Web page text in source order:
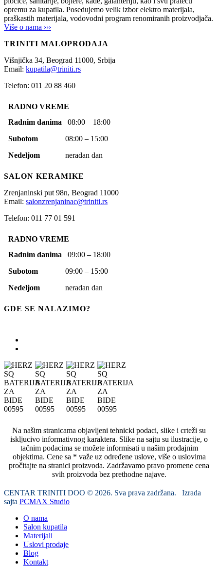
opremu za kupatila. Posedujemo velik izbor elektro materijala,
praškastih materijala, vodovodni program renomiranih proizvodjača.
Više o nama ›››
TRINITI MALOPRODAJA
Višnjička 34, Beograd 11000, Srbija
Email: kupatila@triniti.rs
Telefon: 011 20 88 460
RADNO VREME
Radnim danima 08:00 – 18:00
Subotom 08:00 – 15:00
Nedeljom neradan dan
SALON KERAMIKE
Zrenjaninski put 98n, Beograd 11000
Email: salonzrenjaninac@triniti.rs
Telefon: 011 77 01 591
RADNO VREME
Radnim danima 09:00 – 18:00
Subotom 09:00 – 15:00
Nedeljom neradan dan
GDE SE NALAZIMO?
Na našim stranicama objavljeni tehnicki podaci, slike i crteži su
iskljucivo informativnog karaktera. Slike na sajtu su ilustracije, o
tačnim podacima se možete informisati u našim prodajnim
objektima. Cene sa * važe uz određene uslove, više o uslovima
pročitajte na stranici proizvoda. Zadržavamo pravo promene cena
svih proizvoda bez prethodne najave.
CENTAR TRINITI DOO © 2026. Sva prava zadržana. Izrada
sajta PCMAX Studio
O nama
Salon kupatila
Materijali
Uslovi prodaje
Blog
Kontakt